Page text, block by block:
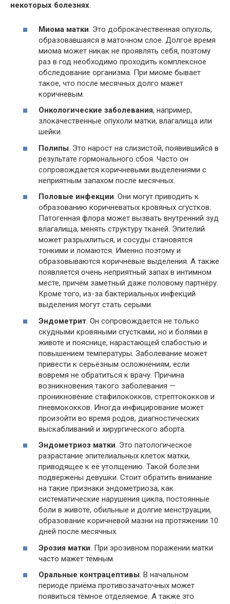
некоторых болезнях.
Миома матки. Это доброкачественная опухоль,
образовавшаяся в маточном слое. Долгое время
миома может никак не проявлять себя, поэтому
раз в год необходимо проходить комплексное
обследование организма. При миоме бывает
такое, что после месячных долго мажет
коричневым.
Онкологические заболевания, например,
злокачественные опухоли матки, влагалища или
шейки.
Полипы. Это нарост на слизистой, появившийся в
результате гормонального сбоя. Часто он
сопровождается коричневыми выделениями с
неприятным запахом после месячных.
Половые инфекции. Они могут приводить к
образованию коричневатых кровяных сгустков.
Патогенная флора может вызвать внутренний зуд
влагалища, менять структуру тканей. Эпителий
может разрыхлиться, и сосуды становятся
тонкими и ломаются. Именно поэтому и
образовываются коричневые выделения. А также
появляется очень неприятный запах в интимном
месте, причём заметный даже половому партнёру.
Кроме того, из-за бактериальных инфекций
выделения могут стать серыми.
Эндометрит. Он сопровождается не только
скудными кровяными сгустками, но и болями в
животе и пояснице, нарастающей слабостью и
повышением температуры. Заболевание может
привести к серьёзным осложнениям, если
вовремя не обратиться к врачу. Причина
возникновения такого заболевания —
проникновение стафилококков, стрептококков и
пневмококков. Иногда инфицирование может
произойти во время родов, диагностических
выскабливаний и хирургического аборта.
Эндометриоз матки. Это патологическое
разрастание эпителиальных клеток матки,
приводящее к её утолщению. Такой болезни
подвержены девушки. Стоит обратить внимание
на такие признаки эндометриоза, как
систематические нарушения цикла, постоянные
боли в животе, обильные и долгие менструации,
образование коричневой мазни на протяжении 10
дней после месячных.
Эрозия матки. При эрозивном поражении матки
часто мажет тёмным.
Оральные контрацептивы. В начальном
периоде приёма противозачаточных может
появиться тёмное отделяемое. А также это